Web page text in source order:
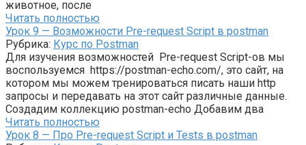
животное, после
Читать полностью
Урок 9 — Возможности Pre-request Script в postman
Рубрика: Курс по Postman
Для изучения возможностей Pre-request Script-ов мы
воспользуемся https://postman-echo.com/, это сайт, на
котором мы можем тренироваться писать наши http
запросы и передавать на этот сайт различные данные.
Создадим коллекцию postman-echo Добавим два
Читать полностью
Урок 8 — Про Pre-request Script и Tests в postman